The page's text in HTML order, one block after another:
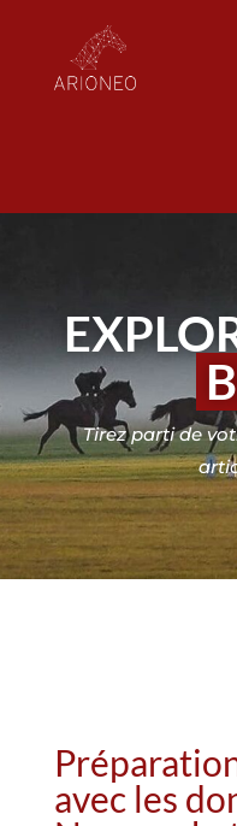
Tirez parti de
avec les